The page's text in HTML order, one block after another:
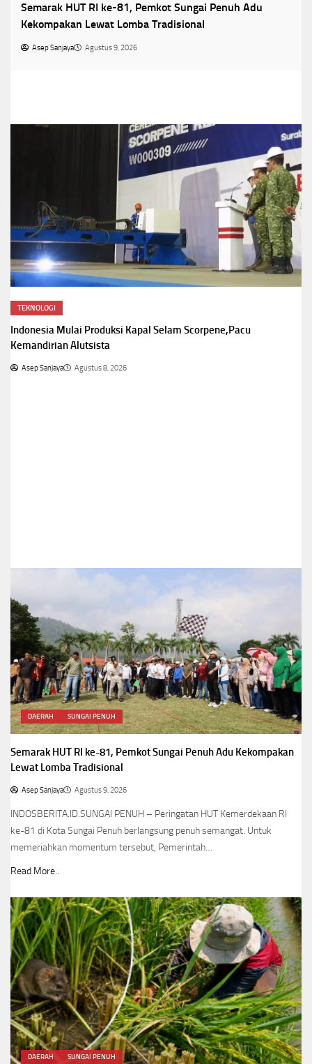
Semarak HUT RI ke-81, Pemkot Sungai Penuh Adu
Kekompakan Lewat Lomba Tradisional
Asep Sanjaya Agustus 9, 2026
TEKNOLOGI
Indonesia Mulai Produksi Kapal Selam Scorpene,Pacu
Kemandirian Alutsista
Asep Sanjaya Agustus 8, 2026
DAERAH SUNGAI PENUH
Semarak HUT RI ke-81, Pemkot Sungai Penuh Adu Kekompakan
Lewat Lomba Tradisional
Asep Sanjaya Agustus 9, 2026
INDOSBERITA.ID.SUNGAI PENUH – Peringatan HUT Kemerdekaan RI
ke-81 di Kota Sungai Penuh berlangsung penuh semangat. Untuk
memeriahkan momentum tersebut, Pemerintah…
Read More..
DAERAH SUNGAI PENUH